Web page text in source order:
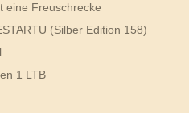
eine Freuschrecke
(Silber Edition 158)
1 LTB